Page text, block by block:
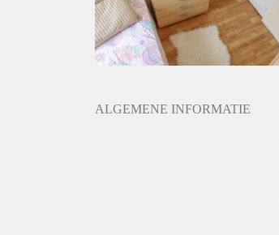
Inkomen eis
N.V.T.
Huurtermijn
Onbepaalde termijn
ALGEMENE INFORMATIE